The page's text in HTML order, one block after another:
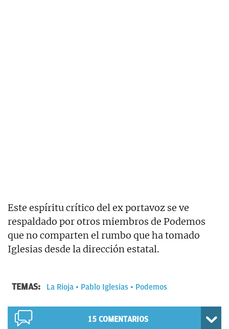
Este espíritu crítico del ex portavoz se ve
respaldado por otros miembros de Podemos
que no comparten el rumbo que ha tomado
Iglesias desde la dirección estatal.
TEMAS: La Rioja Pablo Iglesias Podemos
15 COMENTARIOS